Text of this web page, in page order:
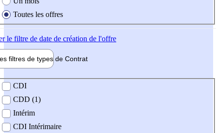
Toutes les offres
le filtre de date de création de l'offre
filtres de types de Contrat
contrat
CDI
CDD (1)
Intérim
CDI Intérimaire